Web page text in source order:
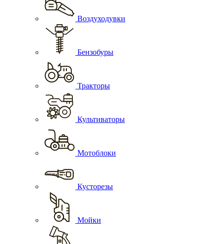
Воздуходувки
Бензобуры
Тракторы
Культиваторы
Мотоблоки
Кусторезы
Мойки